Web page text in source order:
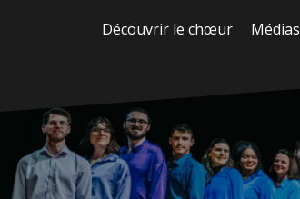
Découvrir le chœur Médias